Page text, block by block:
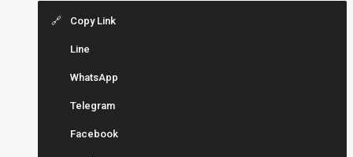
Copy Link
Line
WhatsApp
Telegram
Facebook